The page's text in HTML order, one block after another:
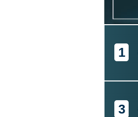
1
3